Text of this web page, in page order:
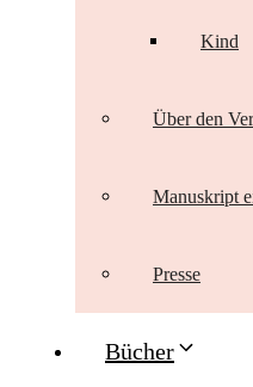
Kind
Über den
Manuskript
Presse
Bücher